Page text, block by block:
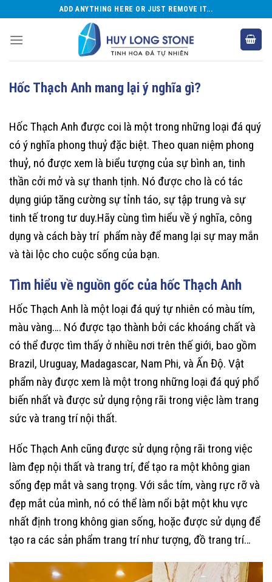
to
content
ADD ANYTHING HERE OR JUST REMOVE IT...
Hốc Thạch Anh mang lại ý nghĩa gì?
Hốc Thạch Anh được coi là một trong những loại đá quý
có ý nghĩa phong thuỷ đặc biệt. Theo quan niệm phong
thuỷ, nó được xem là biểu tượng của sự bình an, tinh
thần cởi mở và sự thanh tịnh. Nó được cho là có tác
dụng giúp tăng cường sự tỉnh táo, sự tập trung và sự
tinh tế trong tư duy.Hãy cùng tìm hiểu về ý nghĩa, công
dụng và cách bày trí phẩm này để mang lại sự may mắn
và tài lộc cho cuộc sống của bạn.
Tìm hiểu về nguồn gốc của hốc Thạch Anh
Hốc Thạch Anh là một loại đá quý tự nhiên có màu tím,
màu vàng…. Nó được tạo thành bởi các khoáng chất và
có thể được tìm thấy ở nhiều nơi trên thế giới, bao gồm
Brazil, Uruguay, Madagascar, Nam Phi, và Ấn Độ. Vật
phẩm này được xem là một trong những loại đá quý phổ
biến nhất và được sử dụng rộng rãi trong việc làm trang
sức và trang trí nội thất.
Hốc Thạch Anh cũng được sử dụng rộng rãi trong việc
làm đẹp nội thất và trang trí, để tạo ra một không gian
sống đẹp mắt và sang trọng. Với sắc tím, vàng rực rỡ và
đẹp mắt của mình, nó có thể làm nổi bật một khu vực
nhất định trong không gian sống, hoặc được sử dụng để
tạo ra các sản phẩm trang trí như tượng, đồ trang trí…